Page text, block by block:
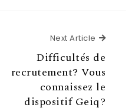
Next Article
Difficultés de
recrutement? Vous
connaissez le
dispositif Geiq?